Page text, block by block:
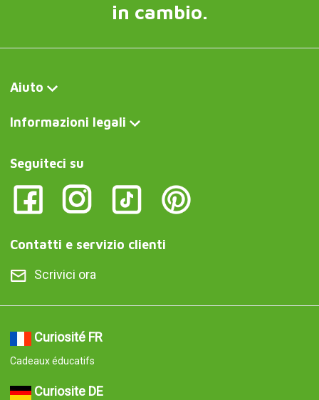
in cambio.
Aiuto
Informazioni legali
Seguiteci su
Contatti e servizio clienti
Scrivici ora
Curiosité FR
Cadeaux éducatifs
Curiosite DE